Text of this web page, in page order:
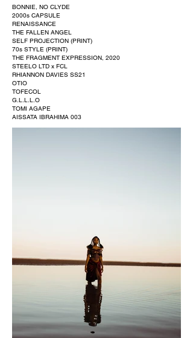
BONNIE, NO CLYDE
2000s CAPSULE
RENAISSANCE
THE FALLEN ANGEL
SELF PROJECTION (PRINT)
70s STYLE (PRINT)
THE FRAGMENT EXPRESSION, 2020
STEELO LTD x FCL
RHIANNON DAVIES SS21
OTIO
TOFECOL
G.L.L.L.O
TOMI AGAPE
AISSATA IBRAHIMA 003